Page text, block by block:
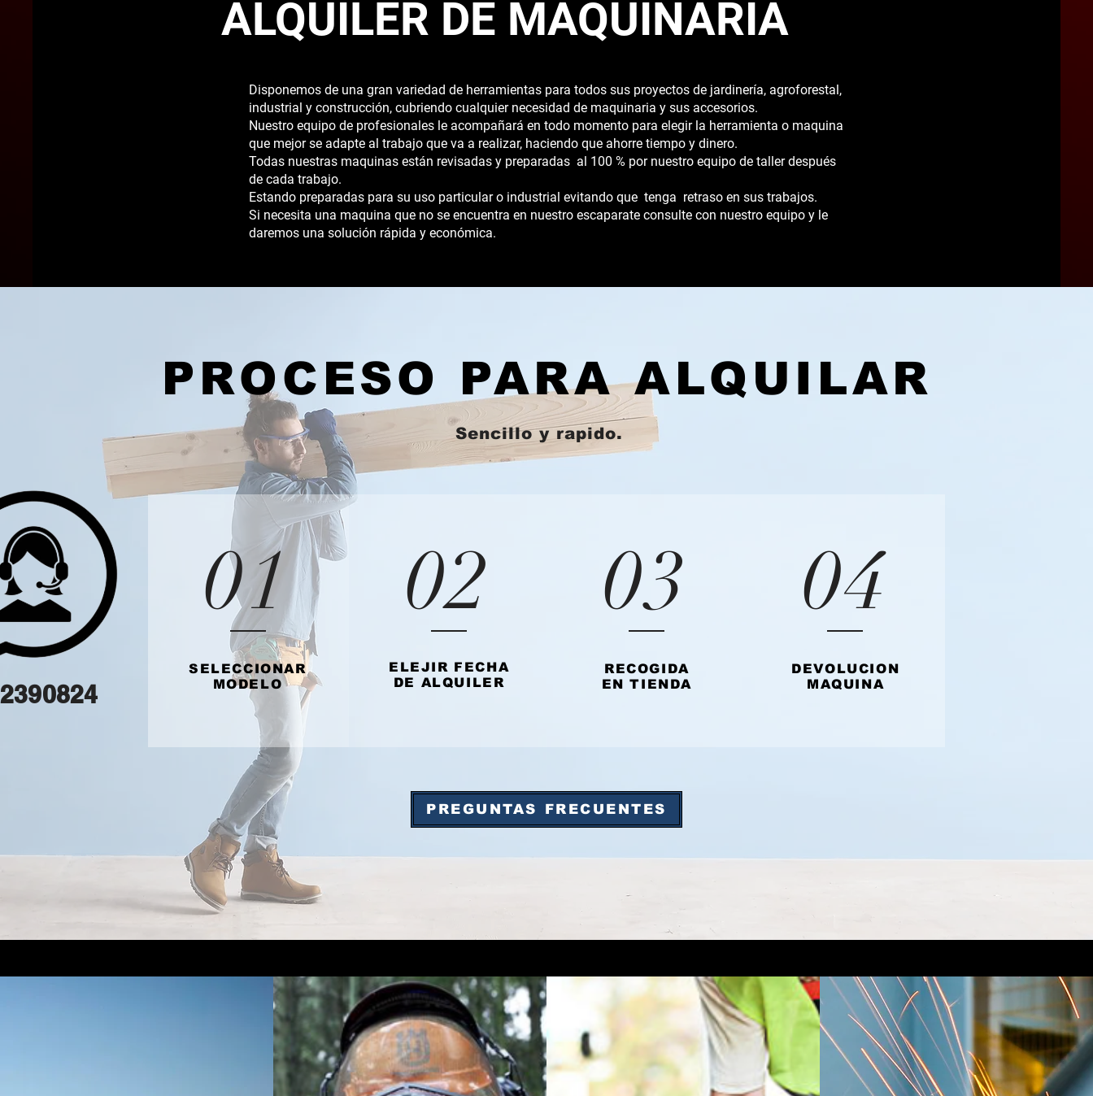
ALQUILER DE MAQUINARIA
Disponemos de una gran variedad de herramientas para todos sus proyectos de jardinería, agroforestal,
industrial y construcción, cubriendo cualquier necesidad de maquinaria y sus accesorios.
Nuestro equipo de profesionales le acompañará en todo momento para elegir la herramienta o maquina
que mejor se adapte al trabajo que va a realizar, haciendo que ahorre tiempo y dinero.
Todas nuestras maquinas están revisadas y preparadas al 100 % por nuestro equipo de taller después
de cada trabajo.
Estando preparadas para su uso particular o industrial evitando que tenga retraso en sus trabajos.
Si necesita una maquina que no se encuentra en nuestro escaparate consulte con nuestro equipo y le
daremos una solución rápida y económica.
PROCESO PARA ALQUILAR
Sencillo y rapido.
01
SELECCIONAR
MODELO
02
ELEJIR FECHA
DE ALQUILER
03
RECOGIDA
EN TIENDA
04
DEVOLUCION
MAQUINA
PREGUNTAS FRECUENTES